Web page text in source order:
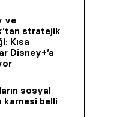
ve
stratejik
Kısa
Disney+’a
sosyal
karnesi belli